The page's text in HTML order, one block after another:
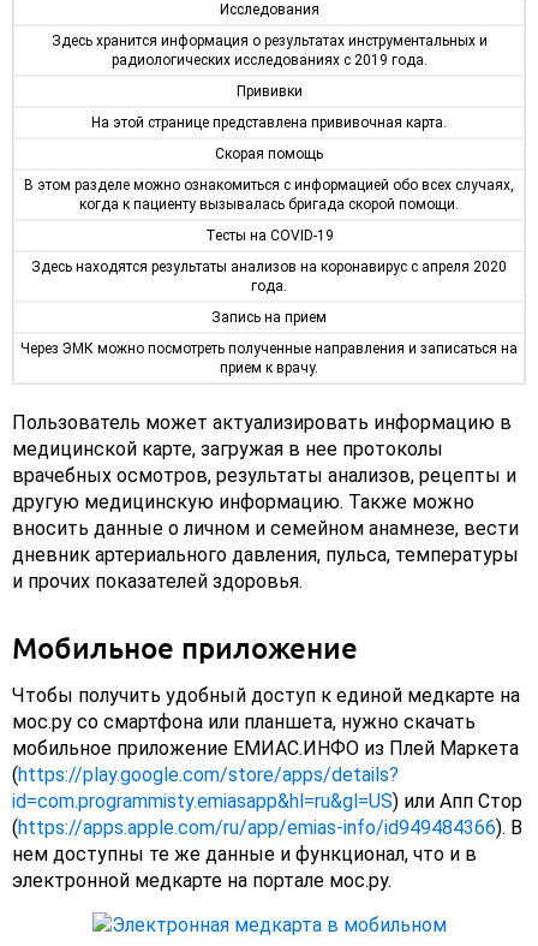
Исследования
Здесь хранится информация о результатах инструментальных и
радиологических исследованиях с 2019 года.
Прививки
На этой странице представлена прививочная карта.
Скорая помощь
В этом разделе можно ознакомиться с информацией обо всех случаях,
когда к пациенту вызывалась бригада скорой помощи.
Тесты на COVID-19
Здесь находятся результаты анализов на коронавирус с апреля 2020
года.
Запись на прием
Через ЭМК можно посмотреть полученные направления и записаться на
прием к врачу.
Пользователь может актуализировать информацию в
медицинской карте, загружая в нее протоколы
врачебных осмотров, результаты анализов, рецепты и
другую медицинскую информацию. Также можно
вносить данные о личном и семейном анамнезе, вести
дневник артериального давления, пульса, температуры
и прочих показателей здоровья.
Мобильное приложение
Чтобы получить удобный доступ к единой медкарте на
мос.ру со смартфона или планшета, нужно скачать
мобильное приложение ЕМИАС.ИНФО из Плей Маркета
(https://play.google.com/store/apps/details?
id=com.programmisty.emiasapp&hl=ru&gl=US) или Апп Стор
(https://apps.apple.com/ru/app/emias-info/id949484366). В
нем доступны те же данные и функционал, что и в
электронной медкарте на портале мос.ру.